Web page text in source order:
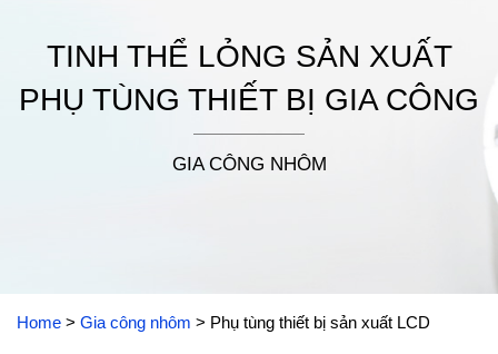
TINH THỂ LỎNG SẢN XUẤT
PHỤ TÙNG THIẾT BỊ GIA CÔNG
GIA CÔNG NHÔM
Home > Gia công nhôm > Phụ tùng thiết bị sản xuất LCD